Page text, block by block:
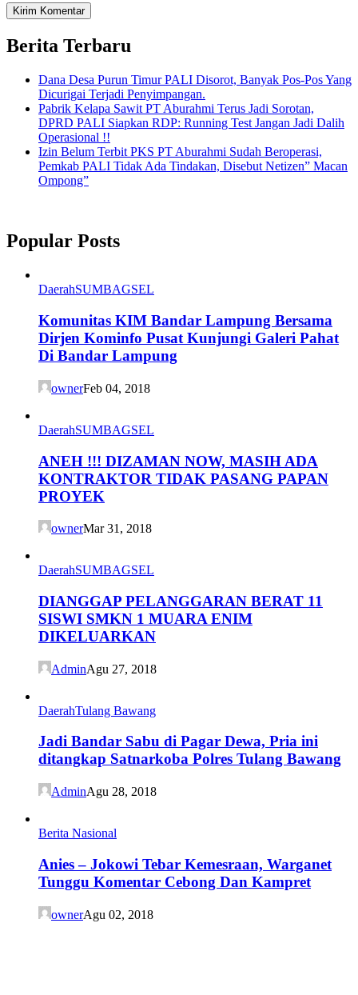
Berita Terbaru
Dana Desa Purun Timur PALI Disorot, Banyak Pos-Pos Yang
Dicurigai Terjadi Penyimpangan.
Pabrik Kelapa Sawit PT Aburahmi Terus Jadi Sorotan,
DPRD PALI Siapkan RDP: Running Test Jangan Jadi Dalih
Operasional !!
Izin Belum Terbit PKS PT Aburahmi Sudah Beroperasi,
Pemkab PALI Tidak Ada Tindakan, Disebut Netizen” Macan
Ompong”
Popular Posts
DaerahSUMBAGSEL
Komunitas KIM Bandar Lampung Bersama
Dirjen Kominfo Pusat Kunjungi Galeri Pahat
Di Bandar Lampung
ownerFeb 04, 2018
DaerahSUMBAGSEL
ANEH !!! DIZAMAN NOW, MASIH ADA
KONTRAKTOR TIDAK PASANG PAPAN
PROYEK
ownerMar 31, 2018
DaerahSUMBAGSEL
DIANGGAP PELANGGARAN BERAT 11
SISWI SMKN 1 MUARA ENIM
DIKELUARKAN
AdminAgu 27, 2018
DaerahTulang Bawang
Jadi Bandar Sabu di Pagar Dewa, Pria ini
ditangkap Satnarkoba Polres Tulang Bawang
AdminAgu 28, 2018
Berita Nasional
Anies – Jokowi Tebar Kemesraan, Warganet
Tunggu Komentar Cebong Dan Kampret
ownerAgu 02, 2018